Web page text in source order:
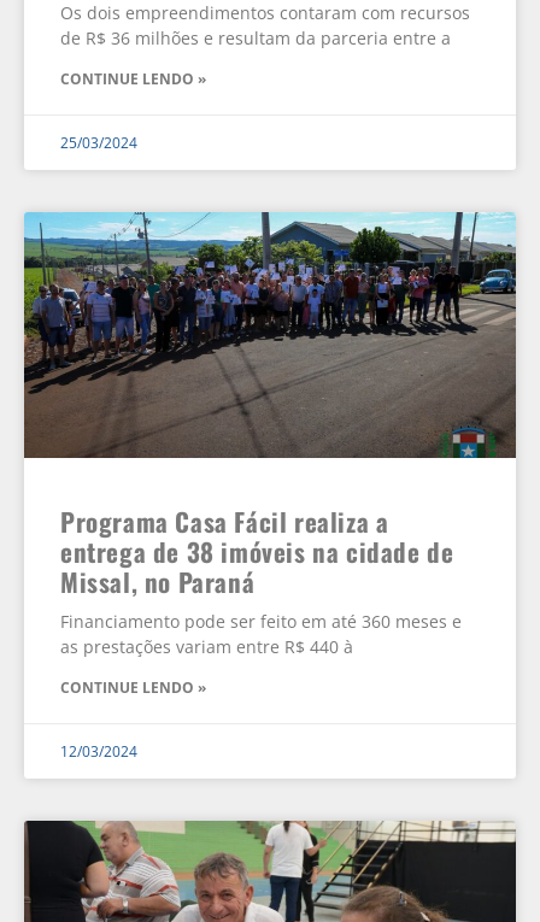
Os dois empreendimentos contaram com recursos
de R$ 36 milhões e resultam da parceria entre a
CONTINUE LENDO »
25/03/2024
Programa Casa Fácil realiza a
entrega de 38 imóveis na cidade de
Missal, no Paraná
Financiamento pode ser feito em até 360 meses e
as prestações variam entre R$ 440 à
CONTINUE LENDO »
12/03/2024